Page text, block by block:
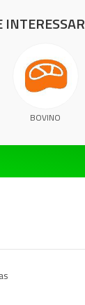
INTERESSAR
BOVINO